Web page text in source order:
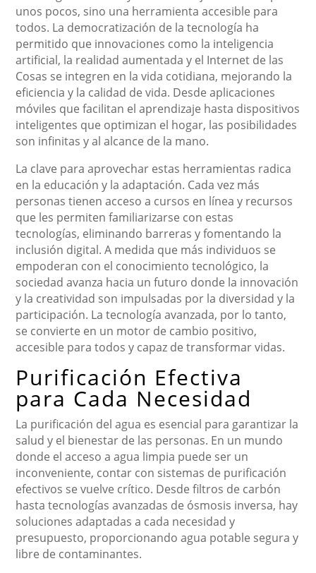
unos pocos, sino una herramienta accesible para
todos. La democratización de la tecnología ha
permitido que innovaciones como la inteligencia
artificial, la realidad aumentada y el Internet de las
Cosas se integren en la vida cotidiana, mejorando la
eficiencia y la calidad de vida. Desde aplicaciones
móviles que facilitan el aprendizaje hasta dispositivos
inteligentes que optimizan el hogar, las posibilidades
son infinitas y al alcance de la mano.
La clave para aprovechar estas herramientas radica
en la educación y la adaptación. Cada vez más
personas tienen acceso a cursos en línea y recursos
que les permiten familiarizarse con estas
tecnologías, eliminando barreras y fomentando la
inclusión digital. A medida que más individuos se
empoderan con el conocimiento tecnológico, la
sociedad avanza hacia un futuro donde la innovación
y la creatividad son impulsadas por la diversidad y la
participación. La tecnología avanzada, por lo tanto,
se convierte en un motor de cambio positivo,
accesible para todos y capaz de transformar vidas.
Purificación Efectiva
para Cada Necesidad
La purificación del agua es esencial para garantizar la
salud y el bienestar de las personas. En un mundo
donde el acceso a agua limpia puede ser un
inconveniente, contar con sistemas de purificación
efectivos se vuelve crítico. Desde filtros de carbón
hasta tecnologías avanzadas de ósmosis inversa, hay
soluciones adaptadas a cada necesidad y
presupuesto, proporcionando agua potable segura y
libre de contaminantes.